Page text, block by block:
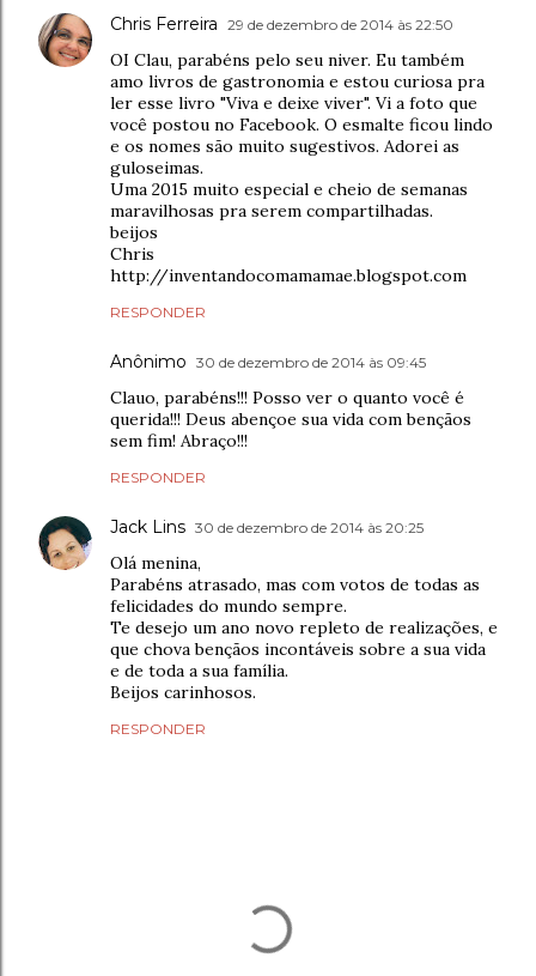
Chris Ferreira 29 de dezembro de 2014 às 22:50
OI Clau, parabéns pelo seu niver. Eu também
amo livros de gastronomia e estou curiosa pra
ler esse livro "Viva e deixe viver". Vi a foto que
você postou no Facebook. O esmalte ficou lindo
e os nomes são muito sugestivos. Adorei as
guloseimas.
Uma 2015 muito especial e cheio de semanas
maravilhosas pra serem compartilhadas.
beijos
Chris
http://inventandocomamamae.blogspot.com
RESPONDER
Anônimo 30 de dezembro de 2014 às 09:45
Clauo, parabéns!!! Posso ver o quanto você é
querida!!! Deus abençoe sua vida com bençãos
sem fim! Abraço!!!
RESPONDER
Jack Lins 30 de dezembro de 2014 às 20:25
Olá menina,
Parabéns atrasado, mas com votos de todas as
felicidades do mundo sempre.
Te desejo um ano novo repleto de realizações, e
que chova bençãos incontáveis sobre a sua vida
e de toda a sua família.
Beijos carinhosos.
RESPONDER